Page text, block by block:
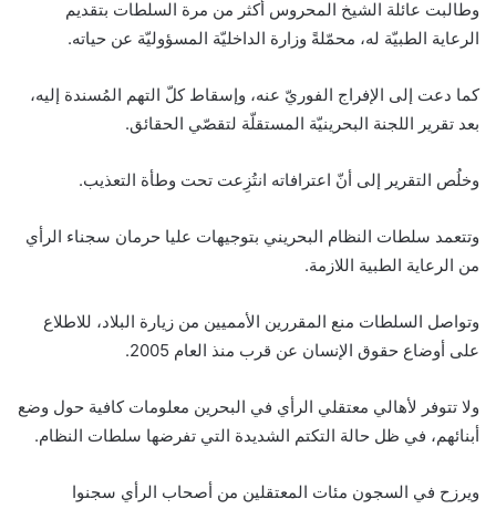
وطالبت عائلة الشيخ المحروس أكثر من مرة السلطات بتقديم
الرعاية الطبيّة له، محمّلةً وزارة الداخليّة المسؤوليّة عن حياته.
كما دعت إلى الإفراج الفوريّ عنه، وإسقاط كلّ التهم المُسندة إليه،
بعد تقرير اللجنة البحرينيّة المستقلّة لتقصّي الحقائق.
وخلُص التقرير إلى أنّ اعترافاته انتُزِعت تحت وطأة التعذيب.
وتتعمد سلطات النظام البحريني بتوجيهات عليا حرمان سجناء الرأي
من الرعاية الطبية اللازمة.
وتواصل السلطات منع المقررين الأمميين من زيارة البلاد، للاطلاع
على أوضاع حقوق الإنسان عن قرب منذ العام 2005.
ولا تتوفر لأهالي معتقلي الرأي في البحرين معلومات كافية حول وضع
أبنائهم، في ظل حالة التكتم الشديدة التي تفرضها سلطات النظام.
ويرزح في السجون مئات المعتقلين من أصحاب الرأي سجنوا